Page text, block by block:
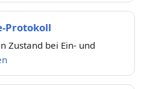
Protokoll
Zustand bei Ein- und